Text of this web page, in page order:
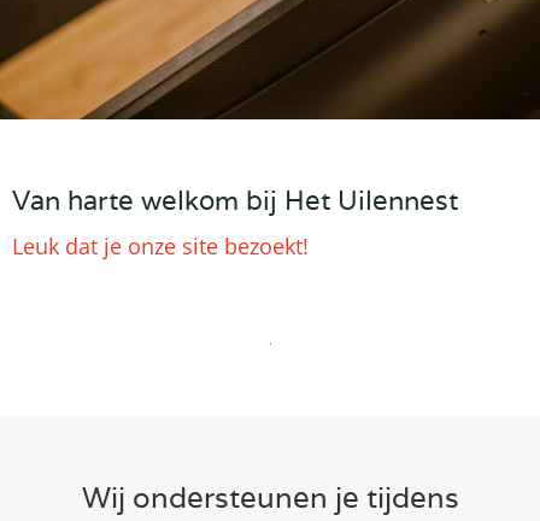
Van harte welkom bij Het Uilennest
Leuk dat je onze site bezoekt!
Wij ondersteunen je tijdens